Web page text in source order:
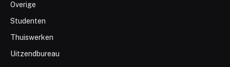
Overige
Studenten
Thuiswerken
Uitzendbureau